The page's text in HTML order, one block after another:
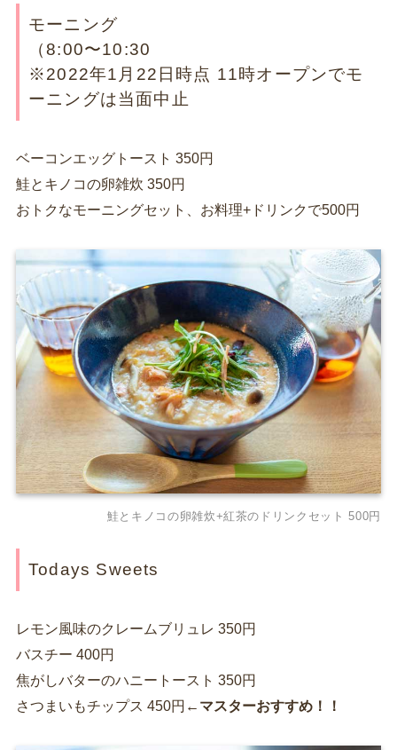
モーニング
（8:00〜10:30
※2022年1月22日時点 11時オープンでモ
ーニングは当面中止
ベーコンエッグトースト 350円
鮭とキノコの卵雑炊 350円
おトクなモーニングセット、お料理+ドリンクで500円
鮭とキノコの卵雑炊+紅茶のドリンクセット 500円
Todays Sweets
レモン風味のクレームブリュレ 350円
バスチー 400円
焦がしバターのハニートースト 350円
さつまいもチップス 450円 ←マスターおすすめ！！